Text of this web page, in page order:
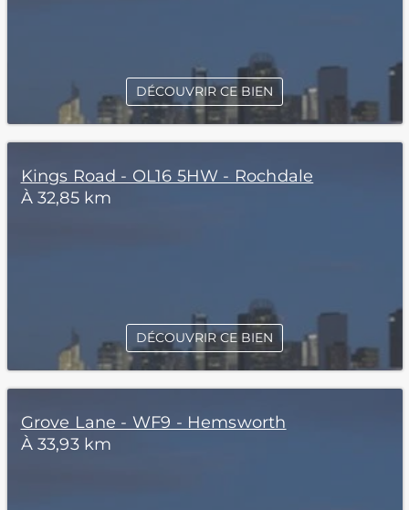
DÉCOUVRIR CE BIEN
Kings Road - OL16 5HW - Rochdale
À 32,85 km
DÉCOUVRIR CE BIEN
Grove Lane - WF9 - Hemsworth
À 33,93 km